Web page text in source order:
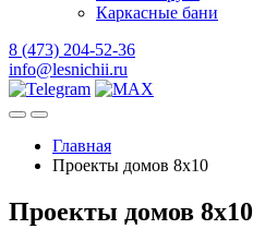
Каркасные бани
8 (473) 204-52-36
info@lesnichii.ru
Главная
Проекты домов 8х10
Проекты домов 8х10